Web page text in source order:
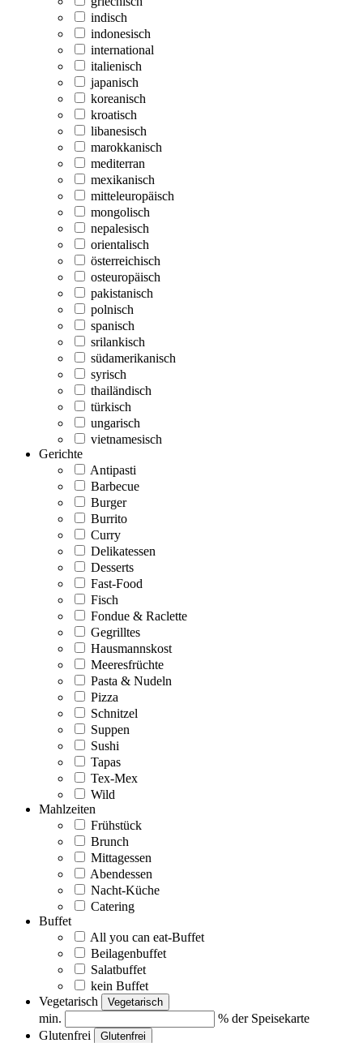
indisch
indonesisch
international
italienisch
japanisch
koreanisch
kroatisch
libanesisch
marokkanisch
mediterran
mexikanisch
mitteleuropäisch
mongolisch
nepalesisch
orientalisch
österreichisch
osteuropäisch
pakistanisch
polnisch
spanisch
srilankisch
südamerikanisch
syrisch
thailändisch
türkisch
ungarisch
vietnamesisch
Gerichte
Antipasti
Barbecue
Burger
Burrito
Curry
Delikatessen
Desserts
Fast-Food
Fisch
Fondue & Raclette
Gegrilltes
Hausmannskost
Meeresfrüchte
Pasta & Nudeln
Pizza
Schnitzel
Suppen
Sushi
Tapas
Tex-Mex
Wild
Mahlzeiten
Frühstück
Brunch
Mittagessen
Abendessen
Nacht-Küche
Catering
Buffet
All you can eat-Buffet
Beilagenbuffet
Salatbuffet
kein Buffet
Vegetarisch
Vegetarisch
min.
% der Speisekarte
Glutenfrei
Glutenfrei